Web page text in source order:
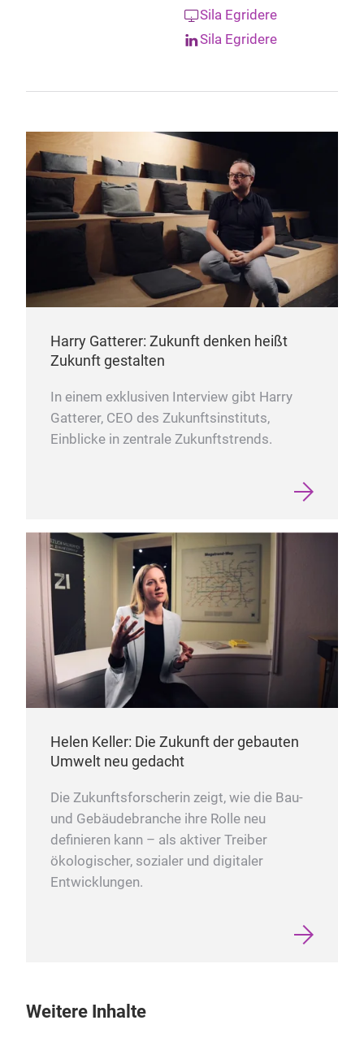
Sila Egridere
Sila Egridere
Harry Gatterer: Zukunft denken heißt
Zukunft gestalten
In einem exklusiven Interview gibt Harry
Gatterer, CEO des Zukunftsinstituts,
Einblicke in zentrale Zukunftstrends.
Helen Keller: Die Zukunft der gebauten
Umwelt neu gedacht
Die Zukunftsforscherin zeigt, wie die Bau-
und Gebäudebranche ihre Rolle neu
definieren kann – als aktiver Treiber
ökologischer, sozialer und digitaler
Entwicklungen.
Weitere Inhalte